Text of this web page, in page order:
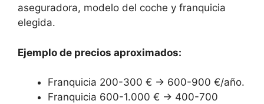
aseguradora, modelo del coche y franquicia
elegida.
Ejemplo de precios aproximados:
Franquicia 200-300 € → 600-900 €/año.
Franquicia 600-1.000 € → 400-700